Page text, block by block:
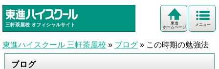
三軒茶屋校 オフィシャルサイト メニュー
東進
ホームページ
東進ハイスクール 三軒茶屋校 » ブログ » この時期の勉強法
ブログ